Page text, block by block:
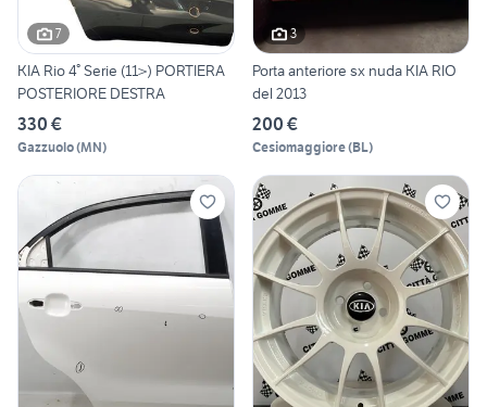
7
KIA Rio 4° Serie (11>) PORTIERA
POSTERIORE DESTRA
330 €
Gazzuolo(MN)
3
Porta anteriore sx nuda KIA RIO
del 2013
200 €
Cesiomaggiore(BL)